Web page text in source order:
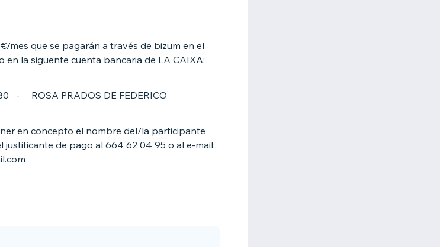
mes que se pagarán a través de bizum en el
en la siguente cuenta bancaria de LA CAIXA:
- ROSA PRADOS DE FEDERICO
en concepto el nombre del/la participante
justiticante de pago al 664 62 04 95 o al e-mail: